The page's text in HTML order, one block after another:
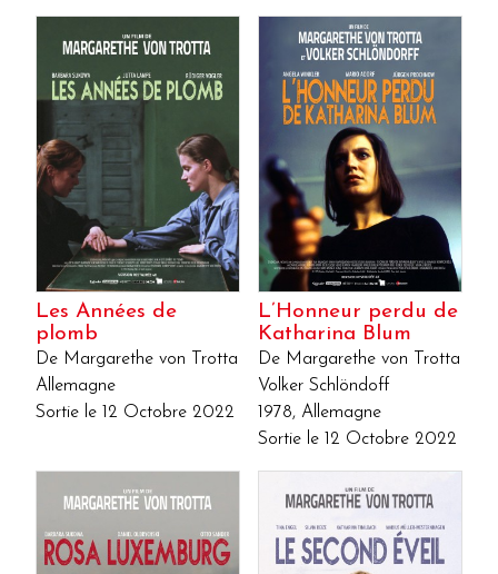
Les Années de
plomb
De Margarethe von Trotta
Allemagne
Sortie le 12 Octobre 2022
L’Honneur perdu de
Katharina Blum
De Margarethe von Trotta
Volker Schlöndoff
1978, Allemagne
Sortie le 12 Octobre 2022